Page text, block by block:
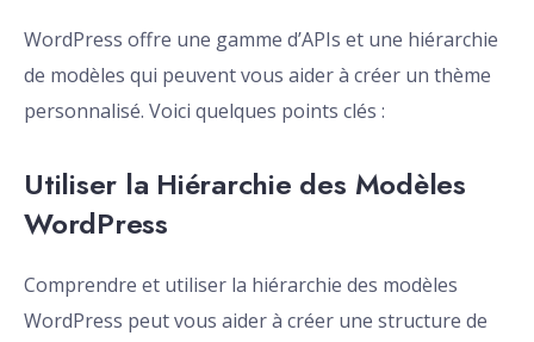
WordPress offre une gamme d’APIs et une hiérarchie
de modèles qui peuvent vous aider à créer un thème
personnalisé. Voici quelques points clés :
Utiliser la Hiérarchie des Modèles
WordPress
Comprendre et utiliser la hiérarchie des modèles
WordPress peut vous aider à créer une structure de